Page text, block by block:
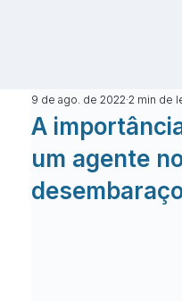
A
um agente
9 de ago. de 2022 2 min de